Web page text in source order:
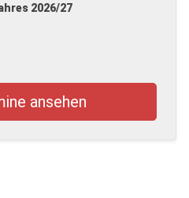
2026/27
ansehen